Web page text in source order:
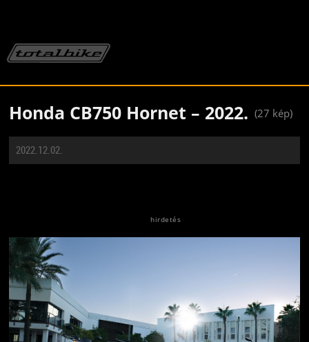
Honda CB750 Hornet – 2022. (27 kép)
2022.12.02.